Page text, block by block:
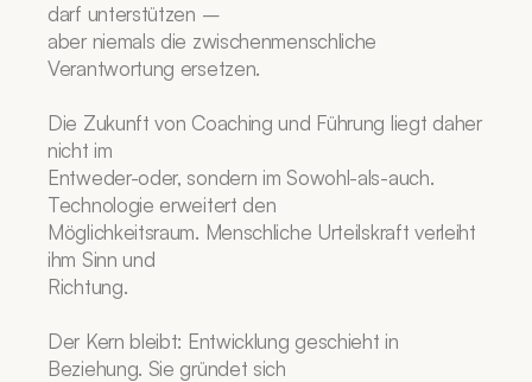
darf unterstützen –
aber niemals die zwischenmenschliche
Verantwortung ersetzen.
Die Zukunft von Coaching und Führung liegt daher
nicht im
Entweder-oder, sondern im Sowohl-als-auch.
Technologie erweitert den
Möglichkeitsraum. Menschliche Urteilskraft verleiht
ihm Sinn und
Richtung.
Der Kern bleibt: Entwicklung geschieht in
Beziehung. Sie gründet sich